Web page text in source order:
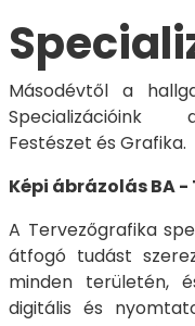
Másodévtől a
Specializációink
Festészet és Grafika.
Képi ábrázolás BA
A Tervezőgrafika
átfogó tudást
minden területén,
digitális és